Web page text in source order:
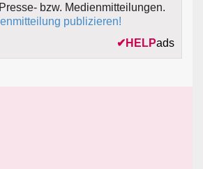
bzw. Medienmitteilungen.
publizieren!
✔ HELPads